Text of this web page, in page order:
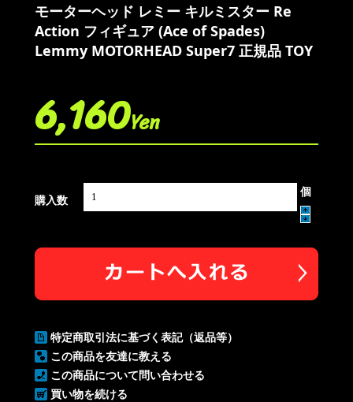
モーターヘッド レミー キルミスター Re
Action フィギュア (Ace of Spades)
Lemmy MOTORHEAD Super7 正規品 TOY
6,160Yen
購入数
個
特定商取引法に基づく表記（返品等）
この商品を友達に教える
この商品について問い合わせる
買い物を続ける